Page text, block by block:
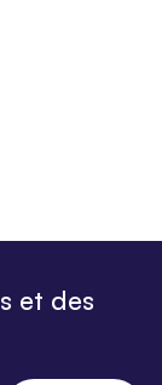
et des